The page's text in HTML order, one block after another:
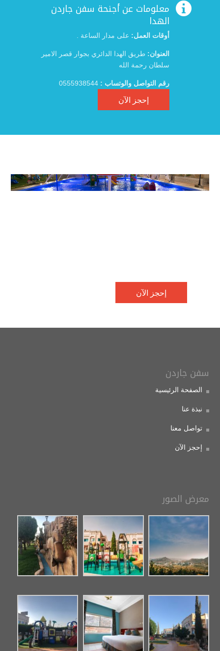
 معلومات عن أجنحة سفن جاردن
الهدا
أوقات العمل: على مدار الساعة .
العنوان: طريق الهدا الدائري بجوار قصر الامير
سلطان رحمة الله
رقم التواصل والوتساب :0555938544
إحجز الآن
إحجز الآن
سفن جاردن
الصفحة الرئيسية
نبذة عنا
تواصل معنا
إحجز الآن
معرض الصور